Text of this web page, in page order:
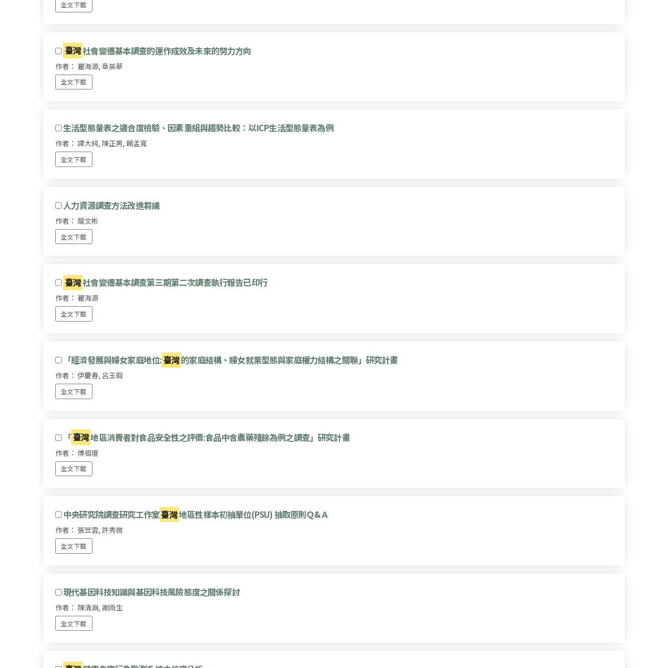
全文下載
臺灣社會變遷基本調查的運作成效及未來的努力方向
作者： 瞿海源, 章英華
全文下載
生活型態量表之適合度檢驗、因素重組與趨勢比較：以ICP生活型態量表為例
作者： 譚大純, 陳正男, 賴孟寬
全文下載
人力資源調查方法改進芻議
作者： 龍文彬
全文下載
臺灣社會變遷基本調查第三期第二次調查執行報告已印行
作者： 瞿海源
全文下載
「經濟發展與婦女家庭地位:臺灣的家庭結構、婦女就業型態與家庭權力結構之關聯」研究計畫
作者： 伊慶春, 呂玉瑕
全文下載
「臺灣地區消費者對食品安全性之評價:食品中含農藥殘餘為例之調查」研究計畫
作者： 傅祖壇
全文下載
中央研究院調查研究工作室臺灣地區性樣本初抽單位(PSU) 抽取原則Ｑ&Ａ
作者： 張苙雲, 許秀微
全文下載
現代基因科技知識與基因科技風險態度之關係探討
作者： 陳清淵, 謝雨生
全文下載